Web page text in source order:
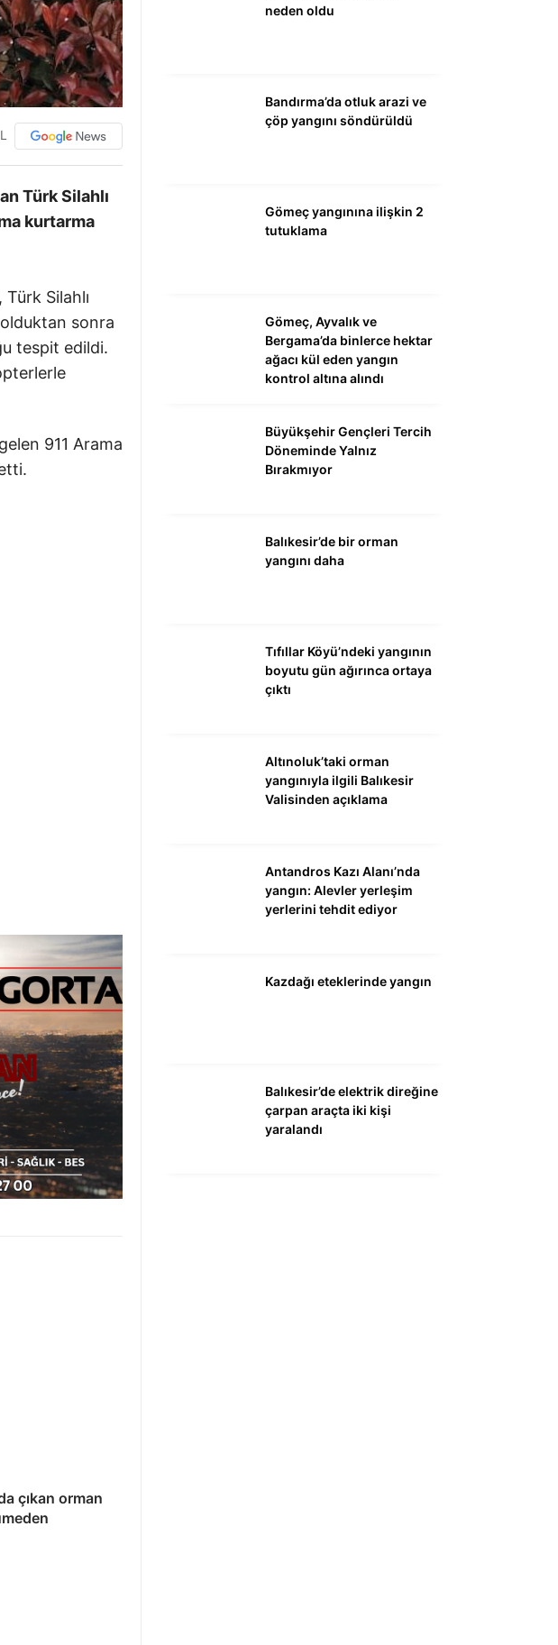
Türk Silahlı
kurtarma
Silahlı
sonra
tespit edildi.
911 Arama
çıkan orman
neden oldu
Bandırma’da otluk arazi ve
çöp yangını söndürüldü
Gömeç yangınına ilişkin 2
tutuklama
Gömeç, Ayvalık ve
Bergama’da binlerce hektar
ağacı kül eden yangın
kontrol altına alındı
Büyükşehir Gençleri Tercih
Döneminde Yalnız
Bırakmıyor
Balıkesir’de bir orman
yangını daha
Tıfıllar Köyü’ndeki yangının
boyutu gün ağırınca ortaya
çıktı
Altınoluk’taki orman
yangınıyla ilgili Balıkesir
Valisinden açıklama
Antandros Kazı Alanı’nda
yangın: Alevler yerleşim
yerlerini tehdit ediyor
Kazdağı eteklerinde yangın
Balıkesir’de elektrik direğine
çarpan araçta iki kişi
yaralandı